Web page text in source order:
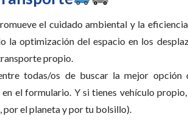
el cuidado ambiental y la
la optimización del espacio en los
propio.
todas/os de buscar la mejor
en el formulario. Y si tienes vehículo
el planeta y por tu bolsillo).